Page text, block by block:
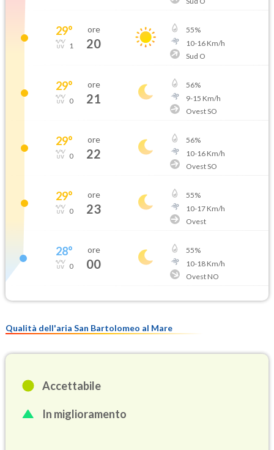
29°
1
ore
20
55%
10-16Km/h
Sud O
29°
0
ore
21
56%
9-15 Km/h
Ovest SO
29°
0
ore
22
56%
10-16Km/h
Ovest SO
29°
0
ore
23
55%
10-17Km/h
Ovest
28°
0
ore
00
55%
10-18Km/h
Ovest NO
Qualità dell'aria San Bartolomeo al Mare
Accettabile
In miglioramento